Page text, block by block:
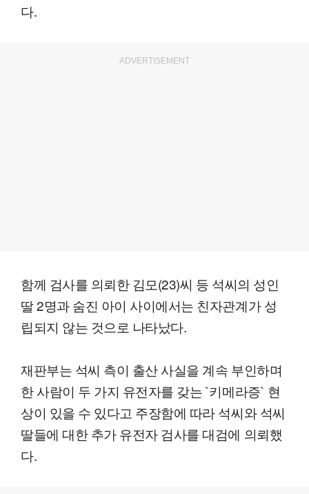
다.
ADVERTISEMENT
함께 검사를 의뢰한 김모(23)씨 등 석씨의 성인
딸 2명과 숨진 아이 사이에서는 친자관계가 성
립되지 않는 것으로 나타났다.
재판부는 석씨 측이 출산 사실을 계속 부인하며
한 사람이 두 가지 유전자를 갖는 `키메라증` 현
상이 있을 수 있다고 주장함에 따라 석씨와 석씨
딸들에 대한 추가 유전자 검사를 대검에 의뢰했
다.